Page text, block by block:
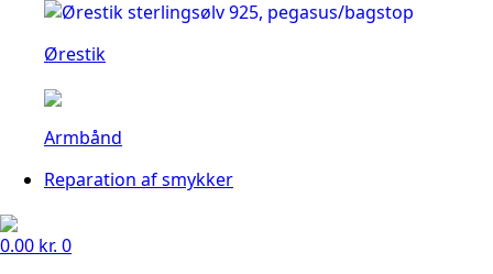
Ørestik
Armbånd
Reparation af smykker
0.00 kr. 0